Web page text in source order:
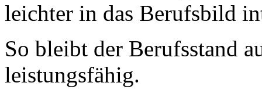
leichter in das Berufsbild
So bleibt der Berufsstand
leistungsfähig.